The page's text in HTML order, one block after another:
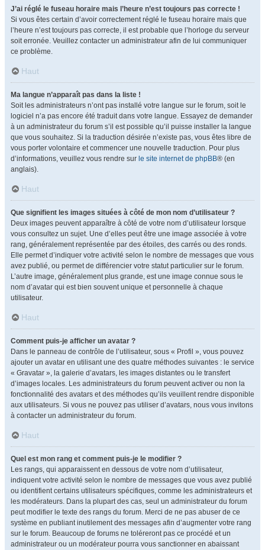
J’ai réglé le fuseau horaire mais l’heure n’est toujours pas correcte !
Si vous êtes certain d’avoir correctement réglé le fuseau horaire mais que
l’heure n’est toujours pas correcte, il est probable que l’horloge du serveur
soit erronée. Veuillez contacter un administrateur afin de lui communiquer
ce problème.
Haut
Ma langue n’apparaît pas dans la liste !
Soit les administrateurs n’ont pas installé votre langue sur le forum, soit le
logiciel n’a pas encore été traduit dans votre langue. Essayez de demander
à un administrateur du forum s’il est possible qu’il puisse installer la langue
que vous souhaitez. Si la traduction désirée n’existe pas, vous êtes libre de
vous porter volontaire et commencer une nouvelle traduction. Pour plus
d’informations, veuillez vous rendre sur le site internet de phpBB® (en
anglais).
Haut
Que signifient les images situées à côté de mon nom d’utilisateur ?
Deux images peuvent apparaître à côté de votre nom d’utilisateur lorsque
vous consultez un sujet. Une d’elles peut être une image associée à votre
rang, généralement représentée par des étoiles, des carrés ou des ronds.
Elle permet d’indiquer votre activité selon le nombre de messages que vous
avez publié, ou permet de différencier votre statut particulier sur le forum.
L’autre image, généralement plus grande, est une image connue sous le
nom d’avatar qui est bien souvent unique et personnelle à chaque
utilisateur.
Haut
Comment puis-je afficher un avatar ?
Dans le panneau de contrôle de l’utilisateur, sous « Profil », vous pouvez
ajouter un avatar en utilisant une des quatre méthodes suivantes : le service
« Gravatar », la galerie d’avatars, les images distantes ou le transfert
d’images locales. Les administrateurs du forum peuvent activer ou non la
fonctionnalité des avatars et des méthodes qu’ils veuillent rendre disponible
aux utilisateurs. Si vous ne pouvez pas utiliser d’avatars, nous vous invitons
à contacter un administrateur du forum.
Haut
Quel est mon rang et comment puis-je le modifier ?
Les rangs, qui apparaissent en dessous de votre nom d’utilisateur,
indiquent votre activité selon le nombre de messages que vous avez publié
ou identifient certains utilisateurs spécifiques, comme les administrateurs et
les modérateurs. Dans la plupart des cas, seul un administrateur du forum
peut modifier le texte des rangs du forum. Merci de ne pas abuser de ce
système en publiant inutilement des messages afin d’augmenter votre rang
sur le forum. Beaucoup de forums ne toléreront pas ce procédé et un
administrateur ou un modérateur pourra vous sanctionner en abaissant